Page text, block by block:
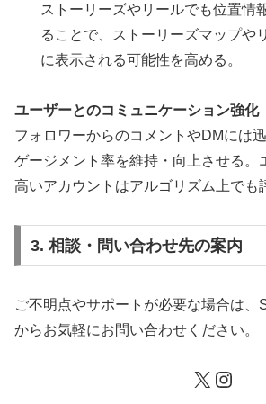
ストーリーズやリールでも位置情
ることで、ストーリーズマップや
に表示される可能性を高める。
ユーザーとのコミュニケーション強化
フォロワーからのコメントやDMには
ゲージメント率を維持・向上させる。
高いアカウントはアルゴリズム上でも
3. 相談・問い合わせ先の案内
ご不明点やサポートが必要な場合は、
からお気軽にお問い合わせください。
X